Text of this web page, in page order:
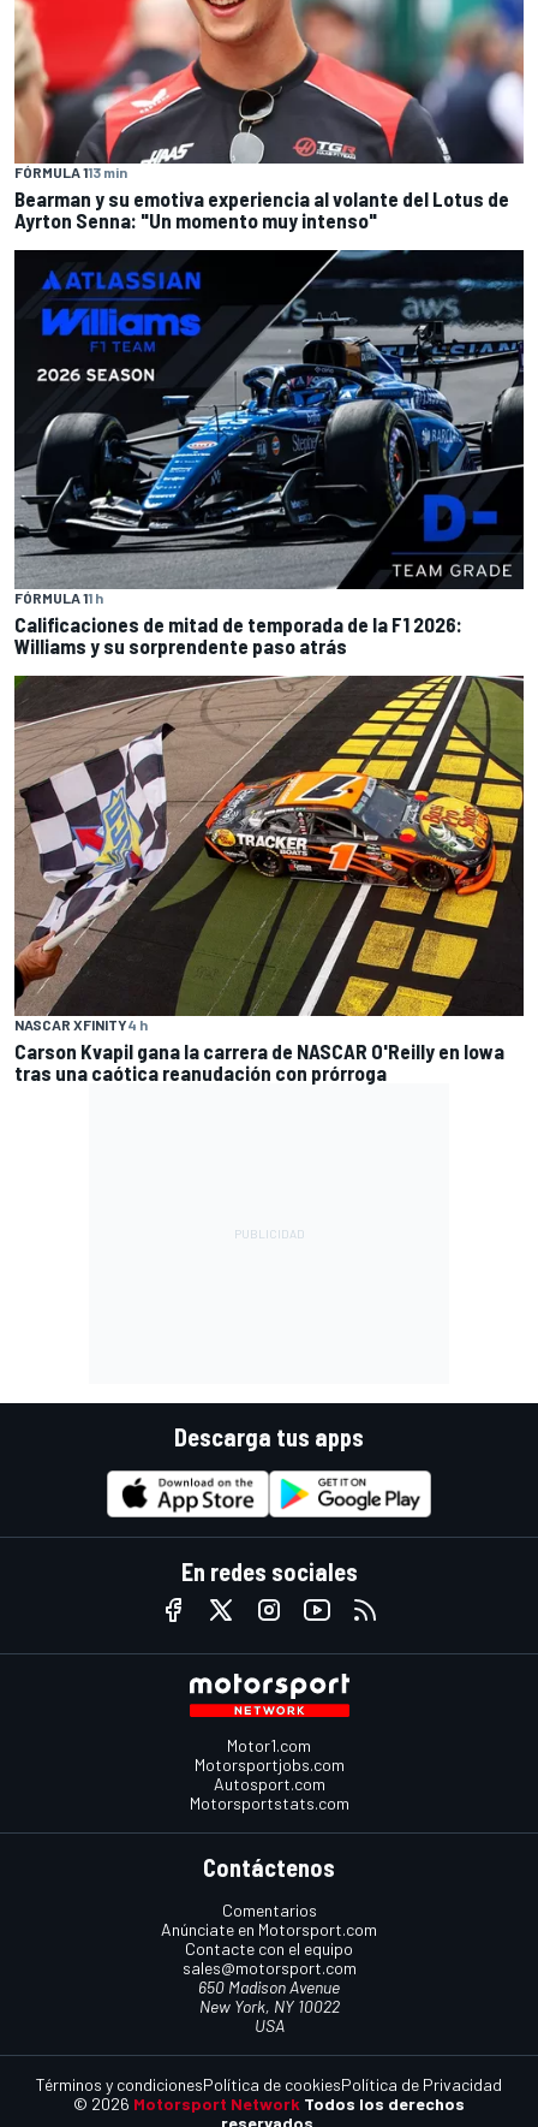
FÓRMULA 113 min
Bearman y su emotiva experiencia al volante del Lotus de
Ayrton Senna: "Un momento muy intenso"
FÓRMULA 11 h
Calificaciones de mitad de temporada de la F1 2026:
Williams y su sorprendente paso atrás
NASCAR XFINITY4 h
Carson Kvapil gana la carrera de NASCAR O'Reilly en Iowa
tras una caótica reanudación con prórroga
Descarga tus apps
En redes sociales
Motor1.com
Motorsportjobs.com
Autosport.com
Motorsportstats.com
Contáctenos
Comentarios
Anúnciate en Motorsport.com
Contacte con el equipo
sales@motorsport.com
650 Madison Avenue
New York, NY 10022
USA
© 2026 Motorsport Network Todos los derechos
reservados.
Términos y condicionesPolítica de cookiesPolítica de Privacidad